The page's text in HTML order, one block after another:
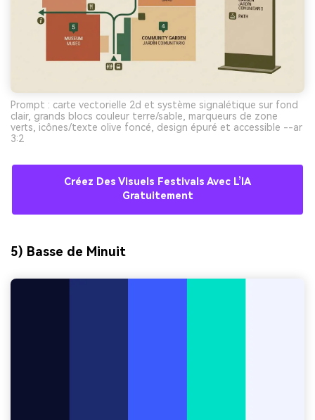
Prompt : carte vectorielle 2d et système signalétique sur fond
clair, grands blocs couleur terre/sable, marqueurs de zone
verts, icônes/texte olive foncé, design épuré et accessible --ar
3:2
Créez Des Visuels Festivals Avec L’IA
Gratuitement
5) Basse de Minuit